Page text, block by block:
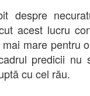
despre
acest lucru
mare pentru
predicii nu
cu cel rău.